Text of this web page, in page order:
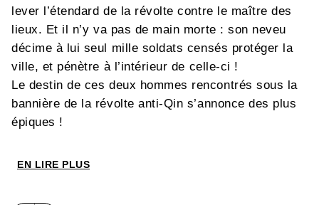
lever l’étendard de la révolte contre le maître des
lieux. Et il n’y va pas de main morte : son neveu
décime à lui seul mille soldats censés protéger la
ville, et pénètre à l’intérieur de celle-ci !
Le destin de ces deux hommes rencontrés sous la
bannière de la révolte anti-Qin s’annonce des plus
épiques !
EN LIRE PLUS